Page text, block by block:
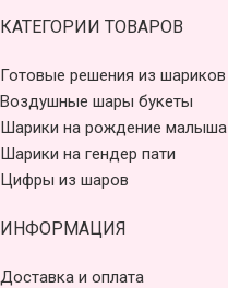
КАТЕГОРИИ ТОВАРОВ
Готовые решения из шариков
Воздушные шары букеты
Шарики на рождение малыша
Шарики на гендер пати
Цифры из шаров
ИНФОРМАЦИЯ
Доставка и оплата